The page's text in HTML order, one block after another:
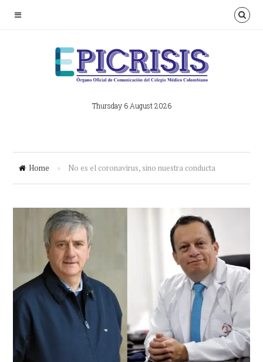
Thursday 6 August 2026
Home » No es el coronavirus, sino nuestra conducta